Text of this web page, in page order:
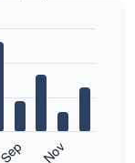
Sep Nov